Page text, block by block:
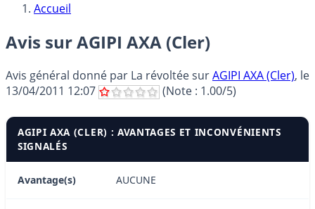
Accueil
Avis sur AGIPI AXA (Cler)
Avis général donné par La révoltéesurAGIPI AXA (Cler), le
13/04/2011 12:07
(Note : 1.00/5)
AGIPI AXA (CLER) : AVANTAGES ET INCONVÉNIENTS
SIGNALÉS
Avantage(s) AUCUNE